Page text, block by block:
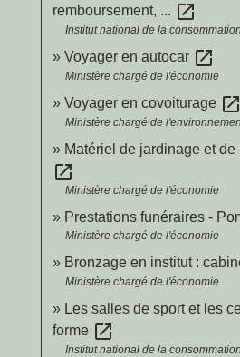
remboursement, ... open_in_new
Institut national de la
Voyager en autocar open_in_new
Ministère chargé de l'économie
Voyager en covoiturage open_in_new
Ministère chargé de
Matériel de jardinage et
open_in_new
Ministère chargé de l'économie
Prestations funéraires -
Ministère chargé de l'économie
Bronzage en institut :
Ministère chargé de l'économie
Les salles de sport et les
forme open_in_new
Institut national de la